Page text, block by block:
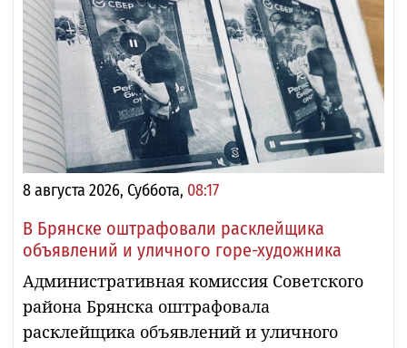
8 августа 2026, Суббота, 08:17
В Брянске оштрафовали расклейщика
объявлений и уличного горе-художника
Административная комиссия Советского
района Брянска оштрафовала
расклейщика объявлений и уличного